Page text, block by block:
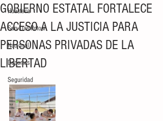
Huasteca
San Luis Potosí
Nacional
Deportes
Seguridad
GOBIERNO ESTATAL FORTALECE
ACCESO A LA JUSTICIA PARA
PERSONAS PRIVADAS DE LA
LIBERTAD